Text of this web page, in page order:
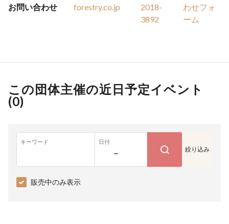
お問い合わせ
forestry.co.jp
2018-
3892
わせフォ
ーム
この団体主催の近日予定イベント
(0)
キーワード 日付
~ 絞り込み
販売中のみ表示